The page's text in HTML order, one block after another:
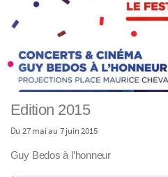
Edition 2015
Du 27 mai au 7 juin 2015
Guy Bedos à l’honneur